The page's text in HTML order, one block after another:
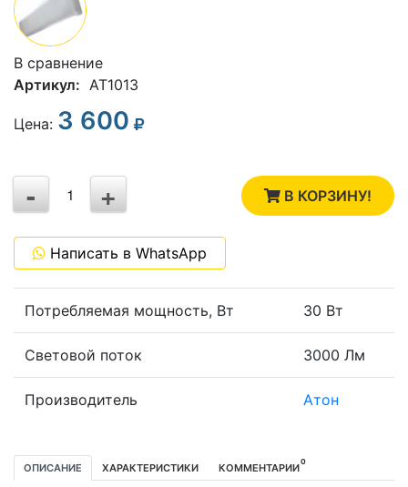
В сравнение
Артикул: AT1013
Цена: 3 600
3
1
-1
+
- В КОРЗИНУ!
Написать в WhatsApp
Потребляемая мощность, Вт 30 Вт
Световой поток 3000 Лм
Производитель Атон
ОПИСАНИЕ ХАРАКТЕРИСТИКИ КОММЕНТАРИИ0